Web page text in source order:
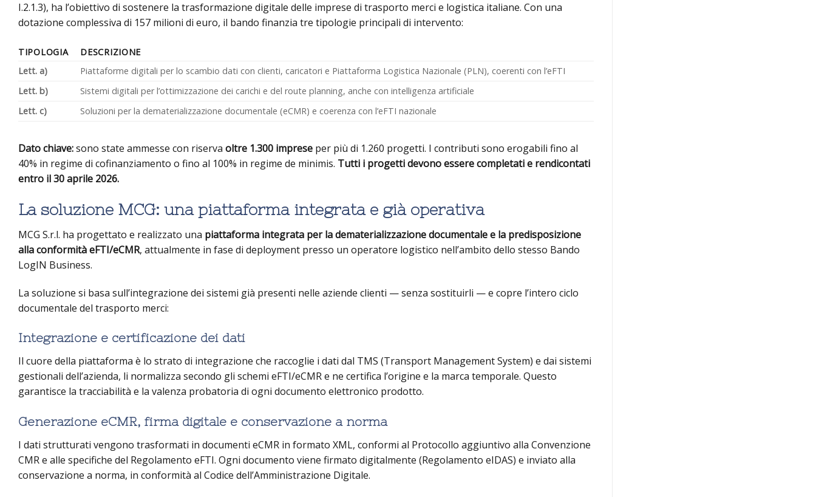
I.2.1.3), ha l’obiettivo di sostenere la trasformazione digitale delle imprese di trasporto merci e logistica italiane. Con una
dotazione complessiva di 157 milioni di euro, il bando finanzia tre tipologie principali di intervento:
TIPOLOGIA
DESCRIZIONE
Lett. a)
Piattaforme digitali per lo scambio dati con clienti, caricatori e Piattaforma Logistica Nazionale (PLN), coerenti con l’eFTI
Lett. b)
Sistemi digitali per l’ottimizzazione dei carichi e del route planning, anche con intelligenza artificiale
Lett. c)
Soluzioni per la dematerializzazione documentale (eCMR) e coerenza con l’eFTI nazionale
Dato chiave:sono state ammesse con riserva oltre 1.300 imprese per più di 1.260 progetti. I contributi sono erogabili fino al
40% in regime di cofinanziamento o fino al 100% in regime de minimis. Tutti i progetti devono essere completati e rendicontati
entro il 30 aprile 2026.
La soluzione MCG: una piattaforma integrata e già operativa
MCG S.r.l. ha progettato e realizzato una piattaforma integrata per la dematerializzazione documentale e la predisposizione
alla conformità eFTI/eCMR, attualmente in fase di deployment presso un operatore logistico nell’ambito dello stesso Bando
LogIN Business.
La soluzione si basa sull’integrazione dei sistemi già presenti nelle aziende clienti — senza sostituirli — e copre l’intero ciclo
documentale del trasporto merci:
Integrazione e certificazione dei dati
Il cuore della piattaforma è lo strato di integrazione che raccoglie i dati dal TMS (Transport Management System) e dai sistemi
gestionali dell’azienda, li normalizza secondo gli schemi eFTI/eCMR e ne certifica l’origine e la marca temporale. Questo
garantisce la tracciabilità e la valenza probatoria di ogni documento elettronico prodotto.
Generazione eCMR, firma digitale e conservazione a norma
I dati strutturati vengono trasformati in documenti eCMR in formato XML, conformi al Protocollo aggiuntivo alla Convenzione
CMR e alle specifiche del Regolamento eFTI. Ogni documento viene firmato digitalmente (Regolamento eIDAS) e inviato alla
conservazione a norma, in conformità al Codice dell’Amministrazione Digitale.